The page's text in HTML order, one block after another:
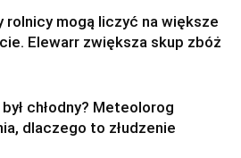
rolnicy mogą liczyć na większe
Elewarr zwiększa skup zbóż
chłodny? Meteolorog
dlaczego to złudzenie